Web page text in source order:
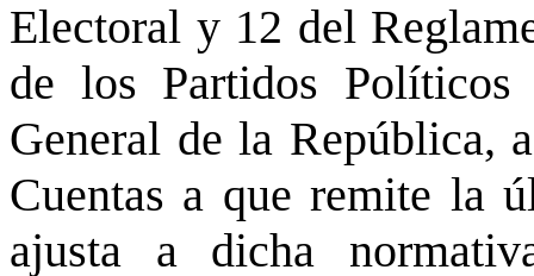
Electoral y 12 del
de los Partidos
General de la República,
Cuentas a que remite la
ajusta a dicha